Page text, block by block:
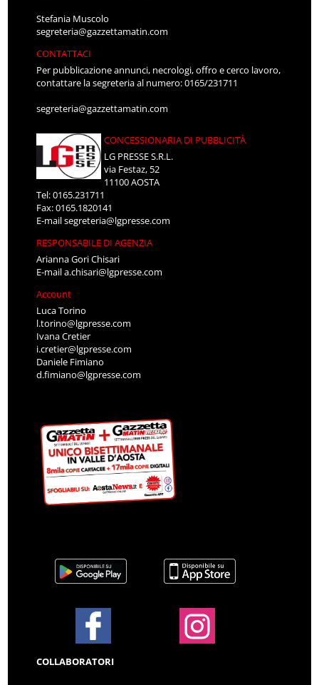
Stefania Muscolo
segreteria@gazzettamatin.com
CONTATTACI
Per pubblicazione annunci, necrologi, offro e cerco lavoro,
contattare la segreteria al numero: 0165/231711
segreteria@gazzettamatin.com
CONCESSIONARIA DI PUBBLICITÀ
LG PRESSE S.R.L.
via Festaz, 52
11100 AOSTA
Tel: 0165.231711
Fax: 0165.1820141
E-mailsegreteria@lgpresse.com
RESPONSABILE DI AGENZIA
Arianna Gori Chisari
E-maila.chisari@lgpresse.com
Account
Luca Torino
l.torino@lgpresse.com
Ivana Cretier
i.cretier@lgpresse.com
Daniele Fimiano
d.fimiano@lgpresse.com
COLLABORATORI